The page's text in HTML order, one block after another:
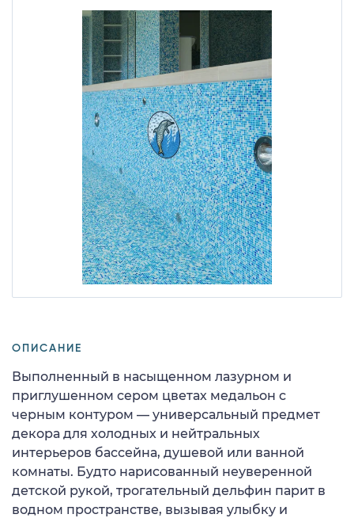
ОПИСАНИЕ
Выполненный в насыщенном лазурном и
приглушенном сером цветах медальон с
черным контуром — универсальный предмет
декора для холодных и нейтральных
интерьеров бассейна, душевой или ванной
комнаты. Будто нарисованный неуверенной
детской рукой, трогательный дельфин парит в
водном пространстве, вызывая улыбку и